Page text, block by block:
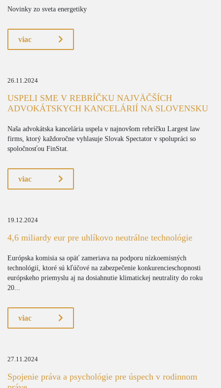
Novinky zo sveta energetiky
viac
26.11.2024
USPELI SME V REBRÍČKU NAJVÄČŠÍCH
ADVOKÁTSKYCH KANCELÁRIÍ NA SLOVENSKU
Naša advokátska kancelária uspela v najnovšom rebríčku Largest law
firms, ktorý každoročne vyhlasuje Slovak Spectator v spolupráci so
spoločnosťou FinStat.
viac
19.12.2024
4,6 miliardy eur pre uhlíkovo neutrálne technológie
Európska komisia sa opäť zameriava na podporu nízkoemisných
technológií, ktoré sú kľúčové na zabezpečenie konkurencieschopnosti
európskeho priemyslu aj na dosiahnutie klimatickej neutrality do roku
20...
viac
27.11.2024
Spojenie práva a psychológie pre úspech v rodinnom